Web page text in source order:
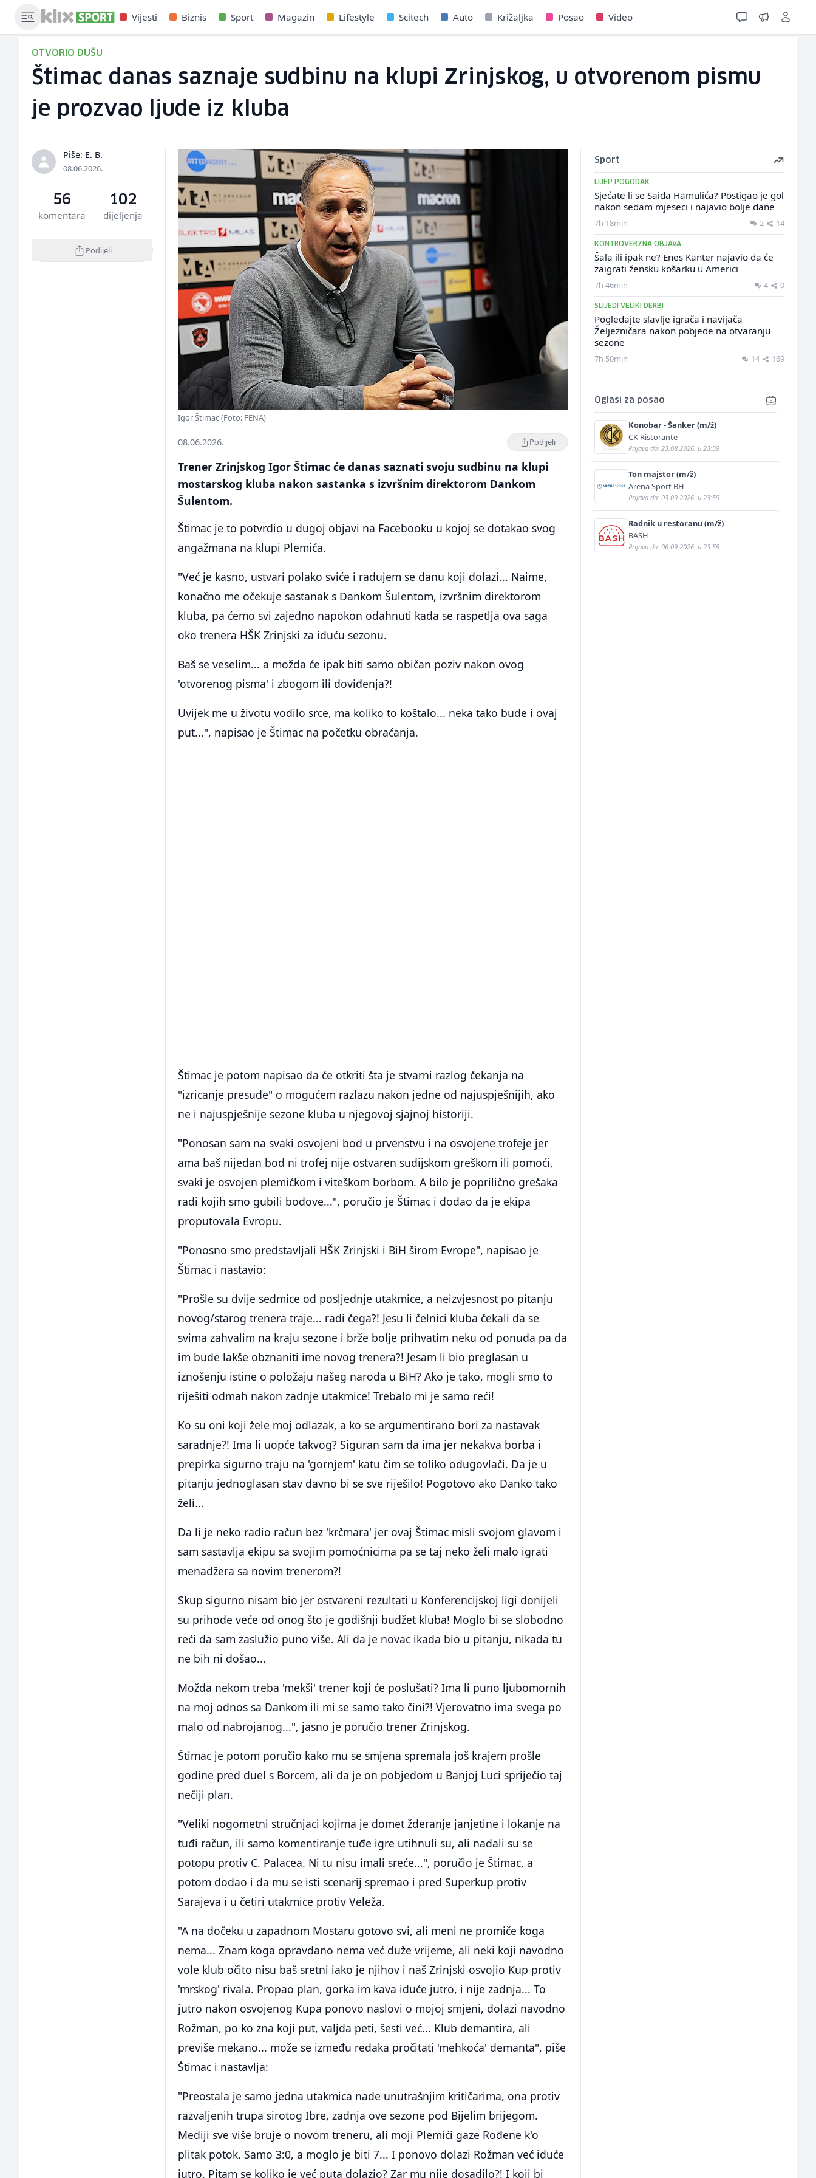
Vijesti Biznis Sport Magazin Lifestyle Scitech Auto Križaljka Posao Video
OTVORIO DUŠU
Štimac danas saznaje sudbinu na klupi Zrinjskog, u otvorenom pismu
je prozvao ljude iz kluba
Piše: E. B.
08.06.2026.
56
komentara
102
dijeljenja
Podijeli
Igor Štimac (Foto: FENA)
08.06.2026. Podijeli
Trener Zrinjskog Igor Štimac će danas saznati svoju sudbinu na klupi
mostarskog kluba nakon sastanka s izvršnim direktorom Dankom
Šulentom.
Štimac je to potvrdio u dugoj objavi na Facebooku u kojoj se dotakao svog
angažmana na klupi Plemića.
"Već je kasno, ustvari polako sviće i radujem se danu koji dolazi... Naime,
konačno me očekuje sastanak s Dankom Šulentom, izvršnim direktorom
kluba, pa ćemo svi zajedno napokon odahnuti kada se raspetlja ova saga
oko trenera HŠK Zrinjski za iduću sezonu.
Baš se veselim... a možda će ipak biti samo običan poziv nakon ovog
'otvorenog pisma' i zbogom ili doviđenja?!
Uvijek me u životu vodilo srce, ma koliko to koštalo... neka tako bude i ovaj
put...", napisao je Štimac na početku obraćanja.
Štimac je potom napisao da će otkriti šta je stvarni razlog čekanja na
"izricanje presude" o mogućem razlazu nakon jedne od najuspješnijih, ako
ne i najuspješnije sezone kluba u njegovoj sjajnoj historiji.
"Ponosan sam na svaki osvojeni bod u prvenstvu i na osvojene trofeje jer
ama baš nijedan bod ni trofej nije ostvaren sudijskom greškom ili pomoći,
svaki je osvojen plemićkom i viteškom borbom. A bilo je poprilično grešaka
radi kojih smo gubili bodove...", poručio je Štimac i dodao da je ekipa
proputovala Evropu.
"Ponosno smo predstavljali HŠK Zrinjski i BiH širom Evrope", napisao je
Štimac i nastavio:
"Prošle su dvije sedmice od posljednje utakmice, a neizvjesnost po pitanju
novog/starog trenera traje... radi čega?! Jesu li čelnici kluba čekali da se
svima zahvalim na kraju sezone i brže bolje prihvatim neku od ponuda pa da
im bude lakše obznaniti ime novog trenera?! Jesam li bio preglasan u
iznošenju istine o položaju našeg naroda u BiH? Ako je tako, mogli smo to
riješiti odmah nakon zadnje utakmice! Trebalo mi je samo reći!
Ko su oni koji žele moj odlazak, a ko se argumentirano bori za nastavak
saradnje?! Ima li uopće takvog? Siguran sam da ima jer nekakva borba i
prepirka sigurno traju na 'gornjem' katu čim se toliko odugovlači. Da je u
pitanju jednoglasan stav davno bi se sve riješilo! Pogotovo ako Danko tako
želi...
Da li je neko radio račun bez 'krčmara' jer ovaj Štimac misli svojom glavom i
sam sastavlja ekipu sa svojim pomoćnicima pa se taj neko želi malo igrati
menadžera sa novim trenerom?!
Skup sigurno nisam bio jer ostvareni rezultati u Konferencijskoj ligi donijeli
su prihode veće od onog što je godišnji budžet kluba! Moglo bi se slobodno
reći da sam zaslužio puno više. Ali da je novac ikada bio u pitanju, nikada tu
ne bih ni došao...
Možda nekom treba 'mekši' trener koji će poslušati? Ima li puno ljubomornih
na moj odnos sa Dankom ili mi se samo tako čini?! Vjerovatno ima svega po
malo od nabrojanog...", jasno je poručio trener Zrinjskog.
Štimac je potom poručio kako mu se smjena spremala još krajem prošle
godine pred duel s Borcem, ali da je on pobjedom u Banjoj Luci spriječio taj
nečiji plan.
"Veliki nogometni stručnjaci kojima je domet žderanje janjetine i lokanje na
tuđi račun, ili samo komentiranje tuđe igre utihnuli su, ali nadali su se
potopu protiv C. Palacea. Ni tu nisu imali sreće...", poručio je Štimac, a
potom dodao i da mu se isti scenarij spremao i pred Superkup protiv
Sarajeva i u četiri utakmice protiv Veleža.
"A na dočeku u zapadnom Mostaru gotovo svi, ali meni ne promiče koga
nema... Znam koga opravdano nema već duže vrijeme, ali neki koji navodno
vole klub očito nisu baš sretni iako je njihov i naš Zrinjski osvojio Kup protiv
'mrskog' rivala. Propao plan, gorka im kava iduće jutro, i nije zadnja... To
jutro nakon osvojenog Kupa ponovo naslovi o mojoj smjeni, dolazi navodno
Rožman, po ko zna koji put, valjda peti, šesti već... Klub demantira, ali
previše mekano... može se između redaka pročitati 'mehkoća' demanta", piše
Štimac i nastavlja:
"Preostala je samo jedna utakmica nade unutrašnjim kritičarima, ona protiv
razvaljenih trupa sirotog Ibre, zadnja ove sezone pod Bijelim brijegom.
Mediji sve više bruje o novom treneru, ali moji Plemići gaze Rođene k'o
plitak potok. Samo 3:0, a moglo je biti 7... I ponovo dolazi Rožman već iduće
jutro. Pitam se koliko je već puta dolazio? Zar mu nije dosadilo?! I koji bi
Sport
LIJEP POGODAK
Sjećate li se Saida Hamulića? Postigao je gol
nakon sedam mjeseci i najavio bolje dane
7h 18min 2 14
KONTROVERZNA OBJAVA
Šala ili ipak ne? Enes Kanter najavio da će
zaigrati žensku košarku u Americi
7h 46min 4 0
SLIJEDI VELIKI DERBI
Pogledajte slavlje igrača i navijača
Željezničara nakon pobjede na otvaranju
sezone
7h 50min 14 169
Oglasi za posao
Konobar - Šanker (m/ž)
CK Ristorante
Prijava do: 23.08.2026. u 23:59
Ton majstor (m/ž)
Arena Sport BH
Prijava do: 03.09.2026. u 23:59
Radnik u restoranu (m/ž)
BASH
Prijava do: 06.09.2026. u 23:59